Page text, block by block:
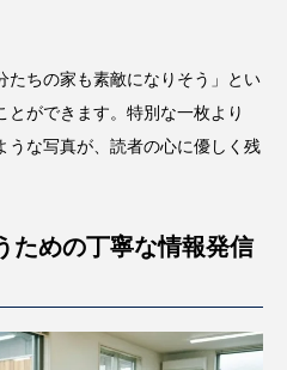
たちの家も素敵になりそう」とい
とができます。特別な一枚より
うな写真が、読者の心に優しく残
ための丁寧な情報発信